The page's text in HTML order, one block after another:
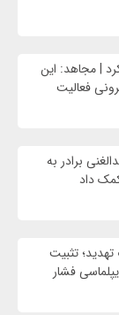
| مجاهد: این
فعالیت
برادر به
داد
تثبیت
فشار